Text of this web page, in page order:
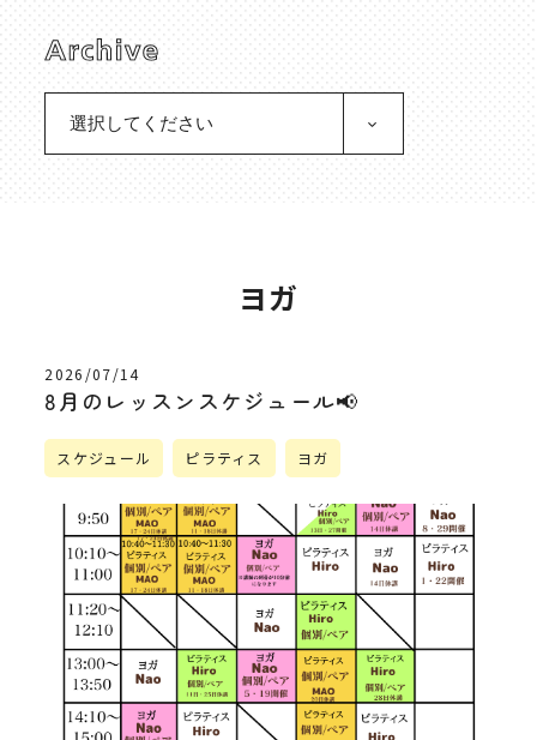
ヨガ
2026/07/14
8月のレッスンスケジュール📢
スケジュール ピラティス ヨガ